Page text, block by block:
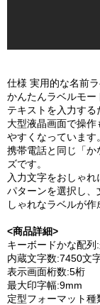
仕様 実用的な名前
かんたんラベルモー
テキストを入力する
大型液晶画面で操
やすくなっています。
携帯電話と同じ「
ズです。
入力文字をおしゃ
パターンを選択し
しゃれなラベルが作
<商品詳細>
キーボードかな配列
内蔵文字数:7450文
表示画面桁数:5桁
最大印字幅:9mm
定型フォーマット種